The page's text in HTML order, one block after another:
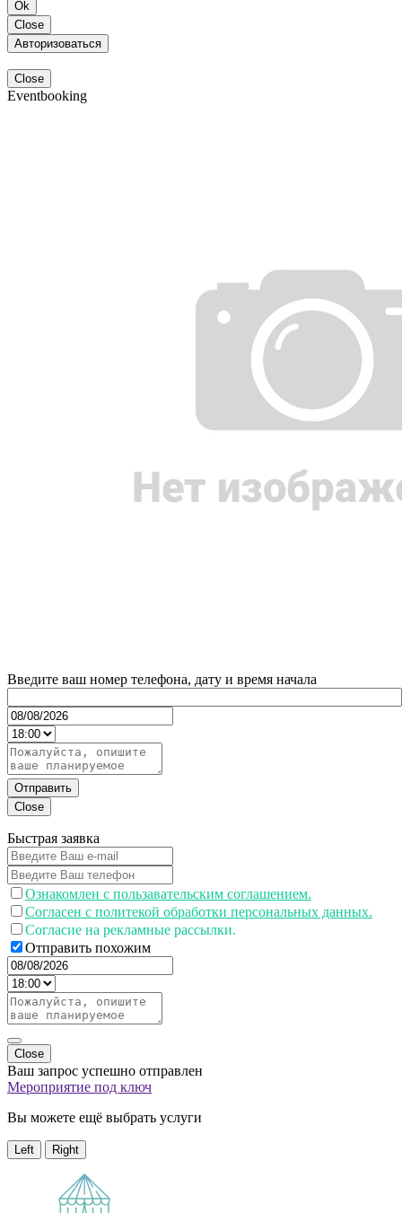
Ok
Close
Авторизоваться
Close
Eventbooking
Введите ваш номер телефона, дату и время начала
Отправить
Close
Быстрая заявка
Ознакомлен с пользавательским соглашением.
Согласен с политекой обработки персональных данных.
Согласие на рекламные рассылки.
Отправить похожим
Close
Ваш запрос успешно отправлен
Мероприятие под ключ
Вы можете ещё выбрать услуги
Left Right